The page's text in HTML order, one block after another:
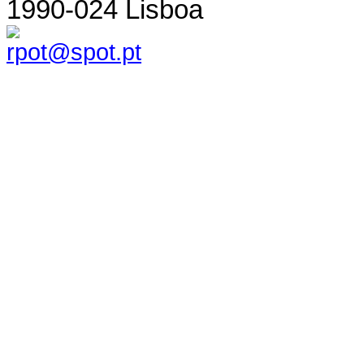
1990-024 Lisboa
rpot@spot.pt